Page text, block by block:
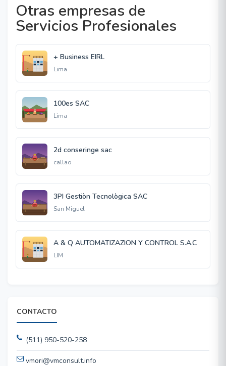
Otras empresas de
Servicios Profesionales
+ Business EIRL
Lima
100es SAC
Lima
2d conseringe sac
callao
3PI Gestiòn Tecnològica SAC
San Miguel
A & Q AUTOMATIZAZION Y CONTROL S.A.C
LIM
CONTACTO
(511) 950-520-258
vmori@vmconsult.info